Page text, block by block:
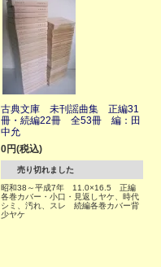
古典文庫 未刊謡曲集 正編31
冊・続編22冊 全53冊 編：田
中允
0円(税込)
売り切れました
昭和38～平成7年 11.0×16.5 正編
各巻カバー・小口・見返しヤケ、時代
シミ、汚れ、スレ 続編各巻カバー背
少ヤケ